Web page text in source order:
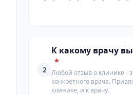
2
К какому врачу
*
Любой отзыв о клинике -
конкретного врача.
клинике, и к врачу.